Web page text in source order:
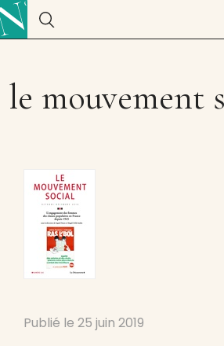
le mouvement
Publié le 25 juin 2019